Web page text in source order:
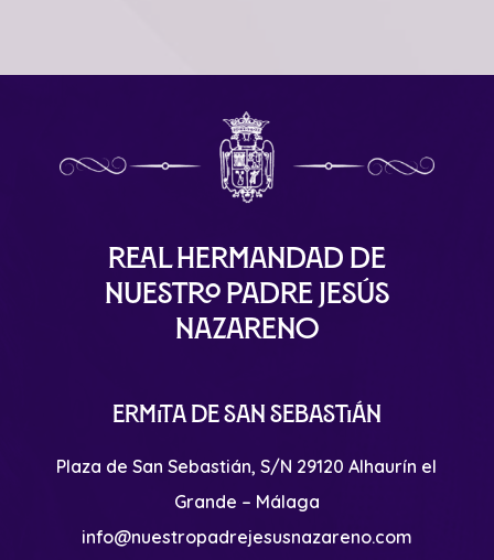
Real Hermandad de
Nuestro Padre Jesús
Nazareno
Ermita de San Sebastián
Plaza de San Sebastián, S/N 29120 Alhaurín el
Grande – Málaga
info@nuestropadrejesusnazareno.com